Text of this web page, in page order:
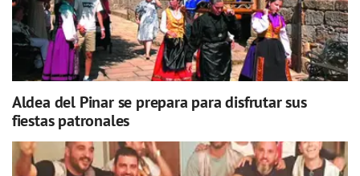
Aldea del Pinar se prepara para disfrutar sus
fiestas patronales